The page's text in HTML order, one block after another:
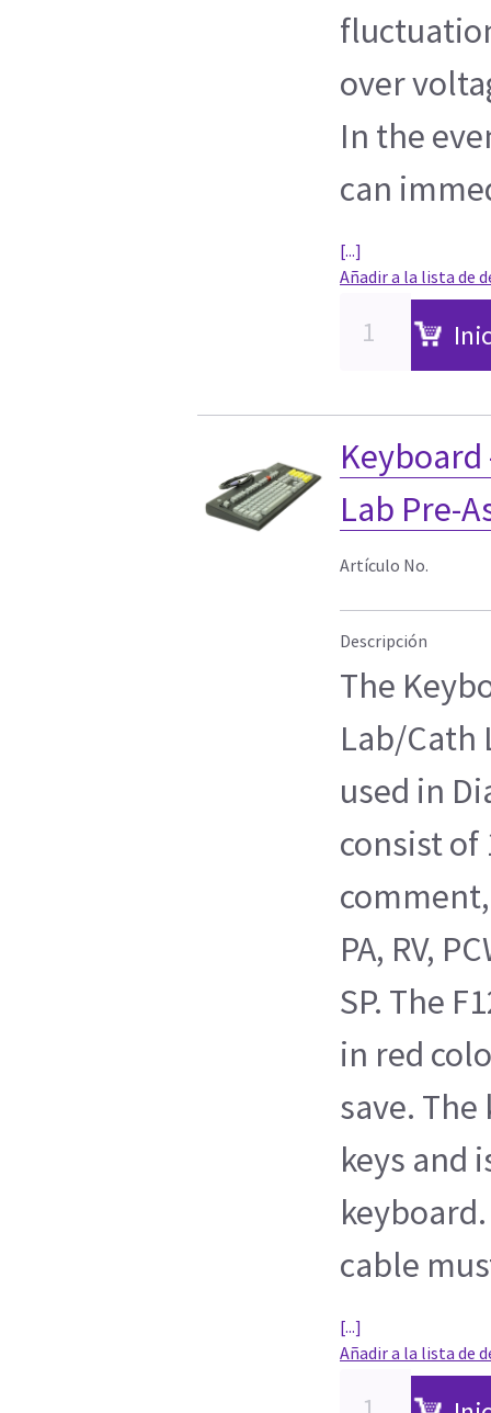
over
In the
can
[...]
Añadir a la lista de
Lab Pre-
Artículo No.
Descripción
The
Lab/Cath
used in
consist of
comment,
PA, RV,
SP. The
in red
save.
keys and
cable
[...]
Añadir a la lista de